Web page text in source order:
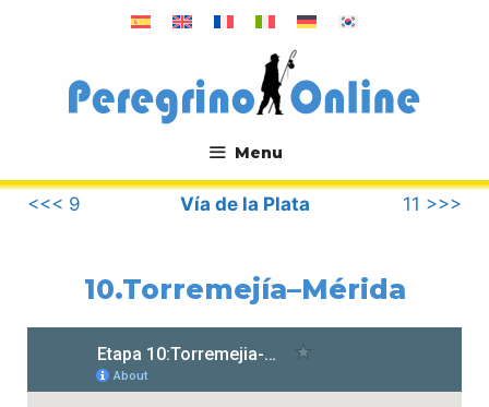
Menu
. <<< 9 Vía de la Plata 11 >>>
10.Torremejía–Mérida